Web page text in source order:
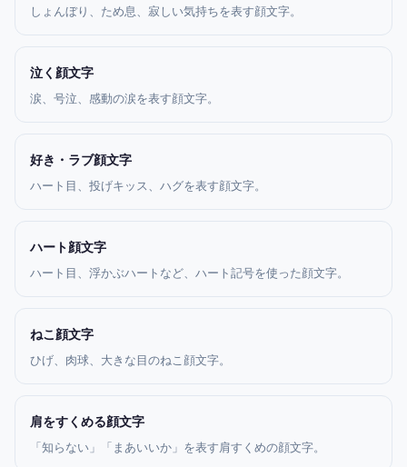
しょんぼり、ため息、寂しい気持ちを表す顔文字。
泣く顔文字
涙、号泣、感動の涙を表す顔文字。
好き・ラブ顔文字
ハート目、投げキッス、ハグを表す顔文字。
ハート顔文字
ハート目、浮かぶハートなど、ハート記号を使った顔文字。
ねこ顔文字
ひげ、肉球、大きな目のねこ顔文字。
肩をすくめる顔文字
「知らない」「まあいいか」を表す肩すくめの顔文字。